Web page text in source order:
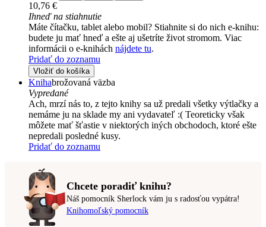
10,76 €
Ihneď na stiahnutie
Máte čítačku, tablet alebo mobil? Stiahnite si do nich e-knihu:
budete ju mať hneď a ešte aj ušetríte život stromom. Viac
informácii o e-knihách nájdete tu.
Pridať do zoznamu
Vložiť do košíka
Knihabrožovaná väzba
Vypredané
Ach, mrzí nás to, z tejto knihy sa už predali všetky výtlačky a
nemáme ju na sklade my ani vydavateľ :( Teoreticky však
môžete mať šťastie v niektorých iných obchodoch, ktoré ešte
nepredali posledné kusy.
Pridať do zoznamu
Chcete poradiť knihu?
Náš pomocník Sherlock vám ju s radosťou vypátra!
Knihomoľský pomocník